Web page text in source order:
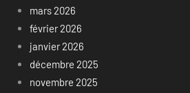
mars 2026
février 2026
janvier 2026
décembre 2025
novembre 2025